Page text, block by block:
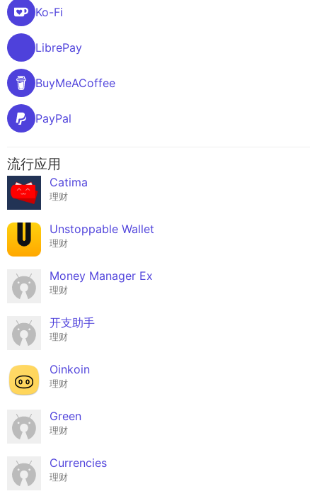
Ko-Fi
LibrePay
BuyMeACoffee
PayPal
流行应用
Catima
理财
Unstoppable Wallet
理财
Money Manager Ex
理财
开支助手
理财
Oinkoin
理财
Green
理财
Currencies
理财